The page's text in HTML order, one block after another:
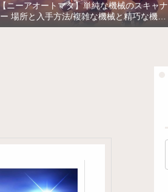
【ニーアオートマタ】単純な機械のスキャナ
ー 場所と入手方法/複雑な機械と精巧な機械
の入手